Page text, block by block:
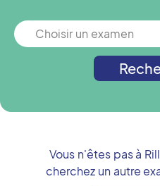
Choisir un examen
Vous n'êtes pas à
cherchez un autre